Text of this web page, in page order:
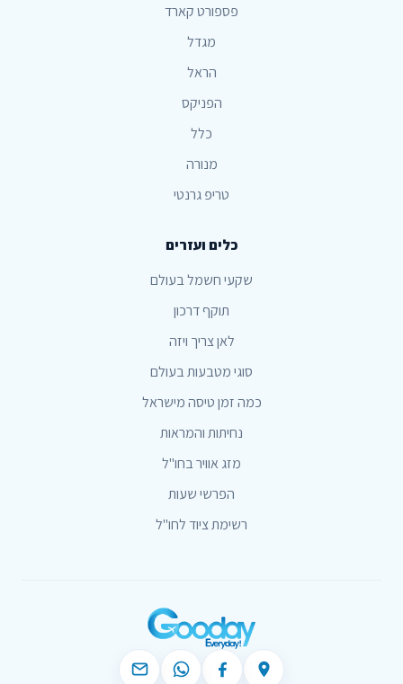
פספורט קארד
מגדל
הראל
הפניקס
כלל
מנורה
טריפ גרנטי
כלים ועזרים
שקעי חשמל בעולם
תוקף דרכון
לאן צריך ויזה
סוגי מטבעות בעולם
כמה זמן טיסה מישראל
נחיתות והמראות
מזג אוויר בחו"ל
הפרשי שעות
רשימת ציוד לחו"ל